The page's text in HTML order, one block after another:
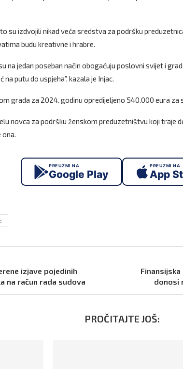
su izdvojili nikad veća sredstva za podršku
budu kreativne i hrabre.
na jedan poseban način obogaćuju poslovni svijet i
putu do uspjeha”, kazala je Injac.
grada za 2024. godinu opredijeljeno 540.000 eura
novca za podršku ženskom preduzetništvu koji traje
ona.
PREUZMI NA
Google Play
PREUZMI NA
App
izjave pojedinih
na račun rada sudova
Finansijska
donosi
PROČITAJTE JOŠ: